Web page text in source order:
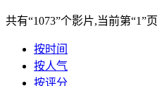
共有“1073”个影片,当前第“1”页
按时间
按人气
按评分